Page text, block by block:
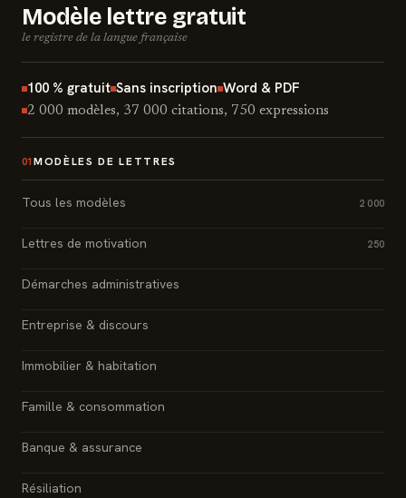
Modèle lettre gratuit
le registre de la langue française
100 % gratuit Sans inscription Word & PDF
2 000 modèles, 37 000 citations, 750 expressions
01 MODÈLES DE LETTRES
Tous les modèles 2 000
Lettres de motivation 250
Démarches administratives
Entreprise & discours
Immobilier & habitation
Famille & consommation
Banque & assurance
Résiliation